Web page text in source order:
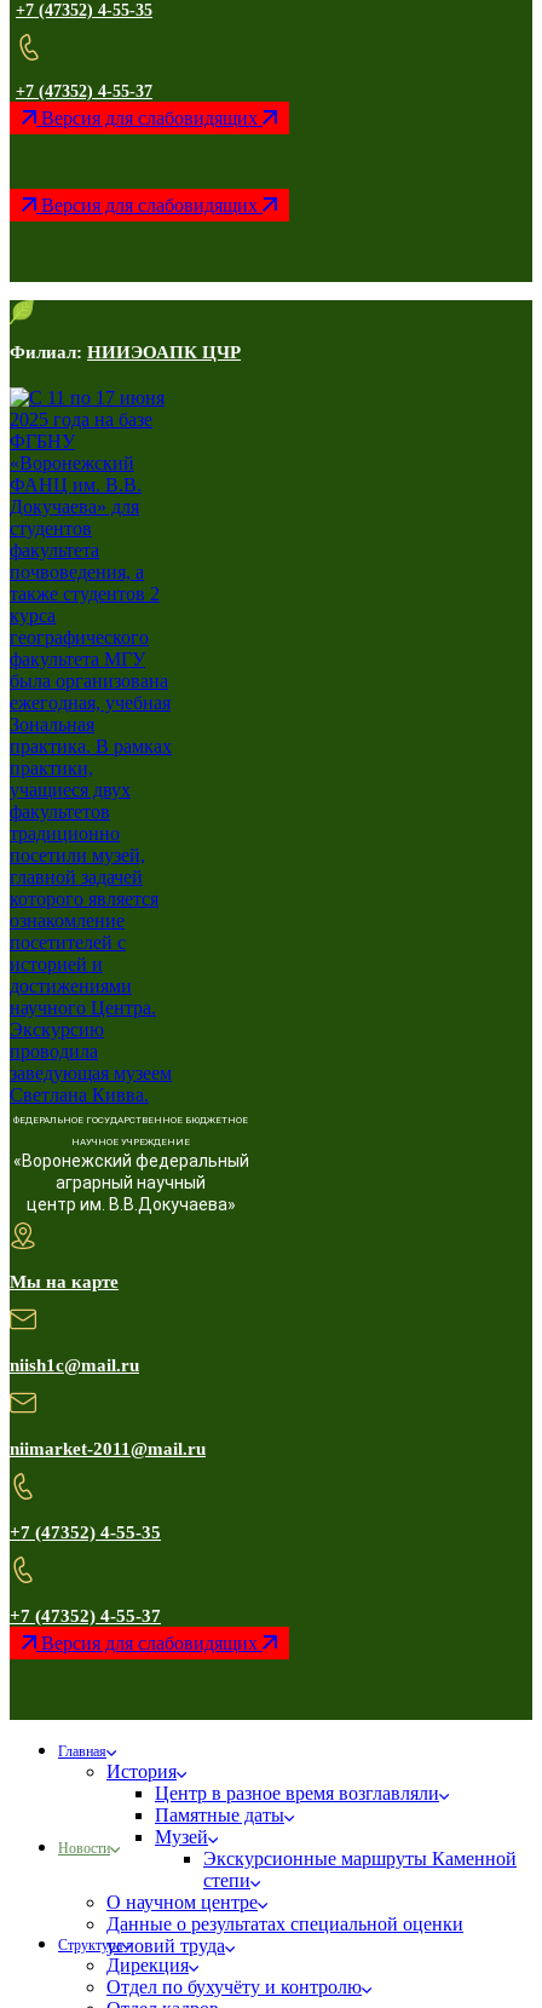
+7 (47352) 4-55-35
+7 (47352) 4-55-37
Версия для слабовидящих
Версия для слабовидящих
Филиал: НИИЭОАПК ЦЧР
ФЕДЕРАЛЬНОЕ ГОСУДАРСТВЕННОЕ БЮДЖЕТНОЕ
НАУЧНОЕ УЧРЕЖДЕНИЕ
«Воронежский федеральный
аграрный научный
центр им. В.В.Докучаева»
Мы на карте
niish1c@mail.ru
niimarket-2011@mail.ru
+7 (47352) 4-55-35
+7 (47352) 4-55-37
Версия для слабовидящих
Главная
История
Центр в разное время возглавляли
Памятные даты
Музей
Экскурсионные маршруты Каменной
степи
О научном центре
Данные о результатах специальной оценки
условий труда
Новости
Структура
Дирекция
Отдел по бухучёту и контролю